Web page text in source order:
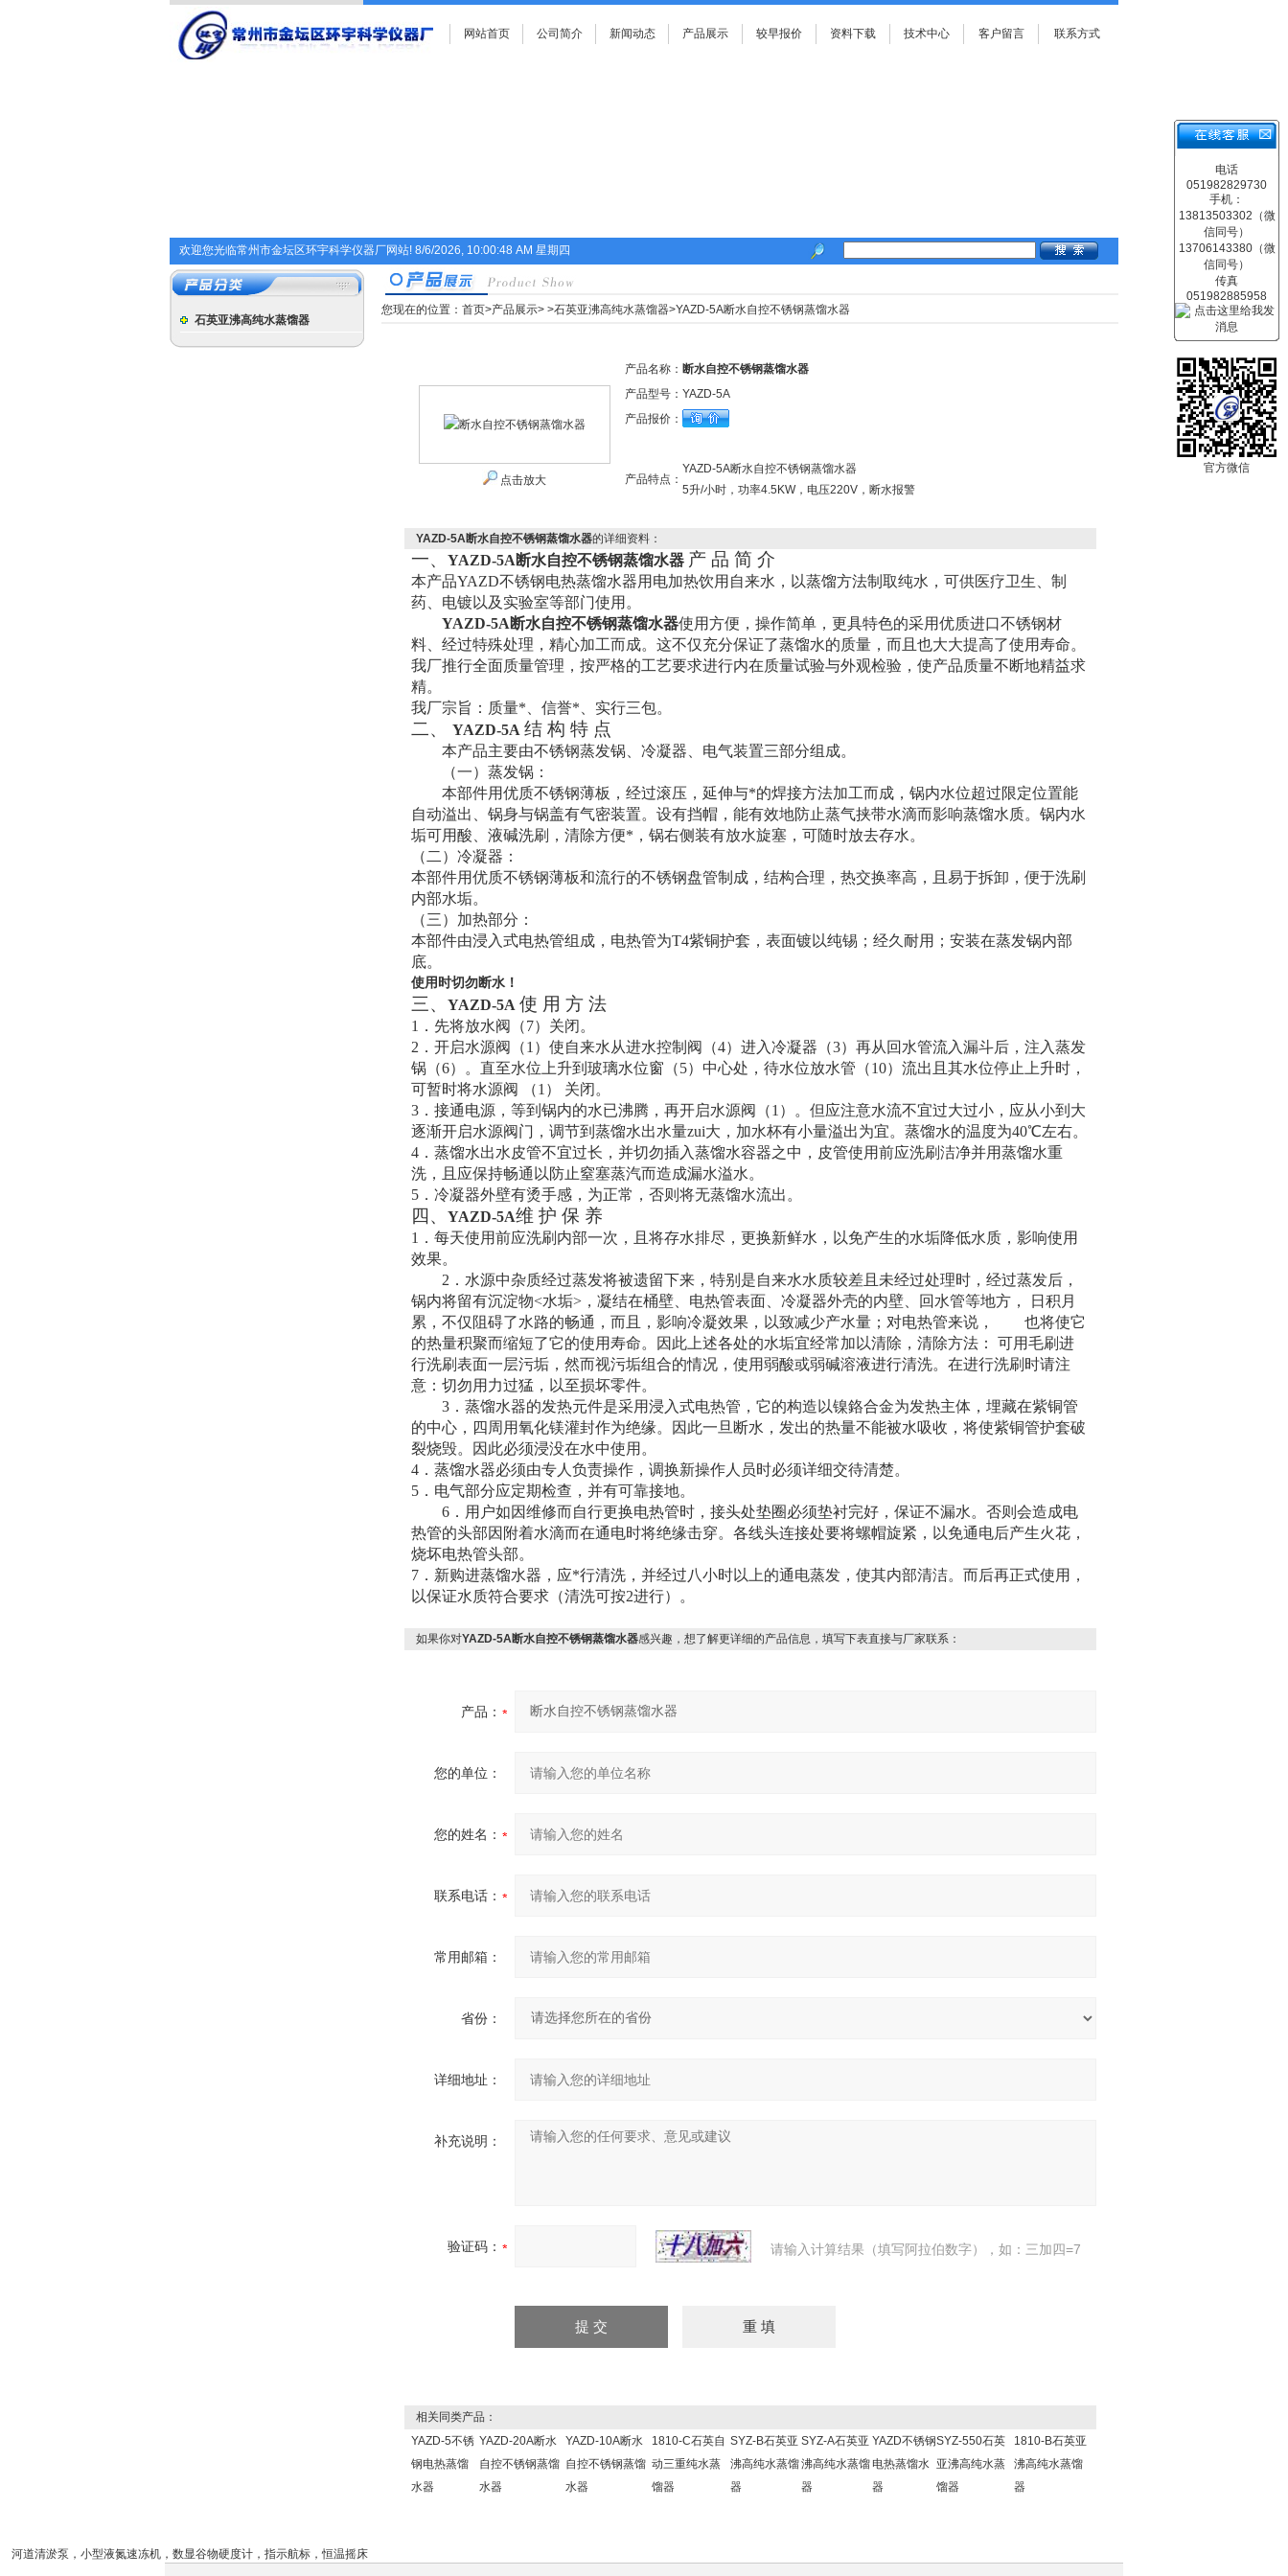
网站首页 公司简介 新闻动态 产品展示 较早报价 资料下载 技术中心 客户留言 联系方式
欢迎您光临常州市金坛区环宇科学仪器厂网站! 8/6/2026, 10:00:49 AM 星期四
石英亚沸高纯水蒸馏器
您现在的位置： 首页>产品展示> >石英亚沸高纯水蒸馏器>YAZD-5A断水自控不锈钢蒸馏水器
点击放大
产品名称： 断水自控不锈钢蒸馏水器
产品型号： YAZD-5A
产品报价：
产品特点：
YAZD-5A断水自控不锈钢蒸馏水器
5升/小时，功率4.5KW，电压220V，断水报警
YAZD-5A断水自控不锈钢蒸馏水器的详细资料：
一、 YAZD-5A断水自控不锈钢蒸馏水器 产 品 简 介
本产品YAZD不锈钢电热蒸馏水器用电加热饮用自来水，以蒸馏方法制取纯水，可供医疗卫生、制
药、电镀以及实验室等部门使用。
YAZD-5A断水自控不锈钢蒸馏水器使用方便，操作简单，更具特色的采用优质进口不锈钢材
料、经过特殊处理，精心加工而成。这不仅充分保证了蒸馏水的质量，而且也大大提高了使用寿命。
我厂推行全面质量管理，按严格的工艺要求进行内在质量试验与外观检验，使产品质量不断地精益求
精。
我厂宗旨：质量*、信誉*、实行三包。
二、 YAZD-5A 结 构 特 点
本产品主要由不锈钢蒸发锅、冷凝器、电气装置三部分组成。
（一）蒸发锅：
本部件用优质不锈钢薄板，经过滚压，延伸与*的焊接方法加工而成，锅内水位超过限定位置能
自动溢出、锅身与锅盖有气密装置。设有挡帽，能有效地防止蒸气挟带水滴而影响蒸馏水质。锅内水
垢可用酸、液碱洗刷，清除方便*，锅右侧装有放水旋塞，可随时放去存水。
（二）冷凝器：
本部件用优质不锈钢薄板和流行的不锈钢盘管制成，结构合理，热交换率高，且易于拆卸，便于洗刷
内部水垢。
（三）加热部分：
本部件由浸入式电热管组成，电热管为T4紫铜护套，表面镀以纯锡；经久耐用；安装在蒸发锅内部
底。
使用时切勿断水！
三、 YAZD-5A 使 用 方 法
1．先将放水阀（7）关闭。
2．开启水源阀（1）使自来水从进水控制阀（4）进入冷凝器（3）再从回水管流入漏斗后，注入蒸发
锅（6）。直至水位上升到玻璃水位窗（5）中心处，待水位放水管（10）流出且其水位停止上升时，
可暂时将水源阀
（1） 关闭。
3 ．接通电源，等到锅内的水已沸腾，再开启水源阀（1）。但应注意水流不宜过大过小，应从小到大
逐渐开启水源阀门，调节到蒸馏水出水量zui大，加水杯有小量溢出为宜。蒸馏水的温度为40℃左右。
4 ．蒸馏水出水皮管不宜过长，并切勿插入蒸馏水容器之中，皮管使用前应洗刷洁净并用蒸馏水重
洗，且应保持畅通以防止窒塞蒸汽而造成漏水溢水。
5 ．冷凝器外壁有烫手感，为正常，否则将无蒸馏水流出。
四、 YAZD-5A维 护 保 养
1 ．每天使用前应洗刷内部一次，且将存水排尽，更换新鲜水，以免产生的水垢降低水质，影响使用
效果。
2 ．水源中杂质经过蒸发将被遗留下来，特别是自来水水质较差且未经过处理时，经过蒸发后，
锅内将留有沉淀物<水垢>，凝结在桶壁、电热管表面、冷凝器外壳的内壁、回水管等地方，
日积月
累，不仅阻碍了水路的畅通，而且，影响冷凝效果，以致减少产水量；对电热管来说， 也将使它
的热量积聚而缩短了它的使用寿命。因此上述各处的水垢宜经常加以清除，清除方法：
可用毛刷进
行洗刷表面一层污垢，然而视污垢组合的情况，使用弱酸或弱碱溶液进行清洗。在进行洗刷时请注
意：切勿用力过猛，以至损坏零件。
3 ．蒸馏水器的发热元件是采用浸入式电热管，它的构造以镍鉻合金为发热主体，埋藏在紫铜管
的中心，四周用氧化镁灌封作为绝缘。因此一旦断水，发出的热量不能被水吸收，将使紫铜管护套破
裂烧毁。因此必须浸没在水中使用。
4 ．蒸馏水器必须由专人负责操作，调换新操作人员时必须详细交待清楚。
5 ．电气部分应定期检查，并有可靠接地。
6 ．用户如因维修而自行更换电热管时，接头处垫圈必须垫衬完好，保证不漏水。否则会造成电
热管的头部因附着水滴而在通电时将绝缘击穿。各线头连接处要将螺帽旋紧，以免通电后产生火花，
烧坏电热管头部。
7 ．新购进蒸馏水器，应*行清洗，并经过八小时以上的通电蒸发，使其内部清洁。而后再正式使用，
以保证水质符合要求 （清洗可按2进行）。
如果你对YAZD-5A断水自控不锈钢蒸馏水器感兴趣，想了解更详细的产品信息，填写下表直接与厂家联系：
产品：
您的单位：
您的姓名：
联系电话：
常用邮箱：
省份：
详细地址：
补充说明：
验证码： 请输入计算结果（填写阿拉伯数字），如：三加四=7
相关同类产品：
YAZD-5不锈
钢电热蒸馏
水器
YAZD-20A断水
自控不锈钢蒸馏
水器
YAZD-10A断水
自控不锈钢蒸馏
水器
1810-C石英自
动三重纯水蒸
馏器
SYZ-B石英亚
沸高纯水蒸馏
器
SYZ-A石英亚
沸高纯水蒸馏
器
YAZD不锈钢
电热蒸馏水
器
SYZ-550石英
亚沸高纯水蒸
馏器
1810-B石英亚
沸高纯水蒸馏
器
河道清淤泵 ， 小型液氮速冻机 ， 数显谷物硬度计 ， 指示航标 ，恒温摇床
电话
051982829730
手机：
13813503302（微
信同号）
13706143380（微
信同号）
传真
051982885958
官方微信